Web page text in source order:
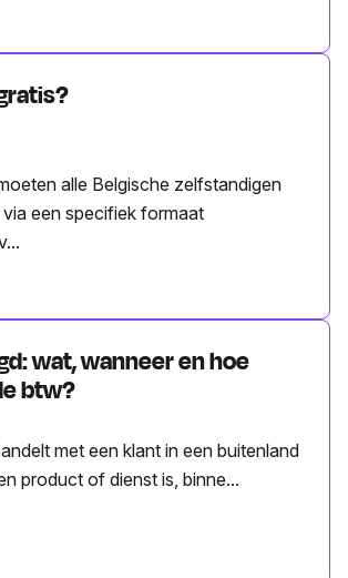
alle Belgische zelfstandigen
een specifiek formaat
wat, wanneer en hoe
btw?
met een klant in een buitenland
product of dienst is, binne...